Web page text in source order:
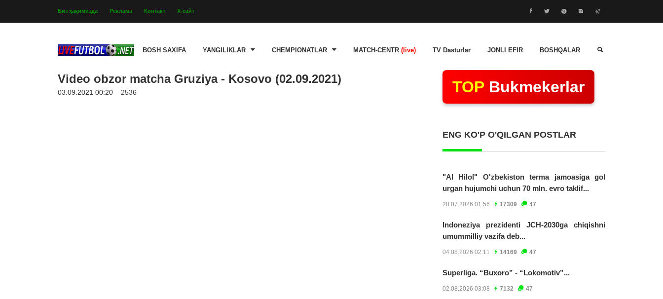
Биз ҳақимизда Реклама Контакт Х-сайт
BOSH SAXIFA YANGILIKLAR CHEMPIONATLAR MATCH-CENTR (live) TV Dasturlar JONLI EFIR BOSHQALAR
Video obzor matcha Gruziya - Kosovo (02.09.2021)
03.09.2021 00:20 2536 TOP Bukmekerlar
ENG KO'P O'QILGAN POSTLAR
"Al Hilol" O'zbekiston terma jamoasiga gol
urgan hujumchi uchun 70 mln. evro taklif...
28.07.2026 01:56 17309 47
Indoneziya prezidenti JCH-2030ga chiqishni
umummilliy vazifa deb...
04.08.2026 02:11 14169 47
Superliga. “Buxoro” - “Lokomotiv”...
02.08.2026 03:08 7132 47